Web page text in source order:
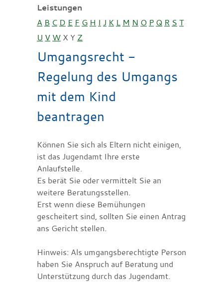
Leistungen
A B C D E F G H I J K L M N O P Q R S T
U V W X Y Z
Umgangsrecht -
Regelung des Umgangs
mit dem Kind
beantragen
Können Sie sich als Eltern nicht einigen,
ist das Jugendamt Ihre erste
Anlaufstelle.
Es berät Sie oder vermittelt Sie an
weitere Beratungsstellen.
Erst wenn diese Bemühungen
gescheitert sind, sollten Sie einen Antrag
ans Gericht stellen.
Hinweis: Als umgangsberechtigte Person
haben Sie Anspruch auf Beratung und
Unterstützung durch das Jugendamt.